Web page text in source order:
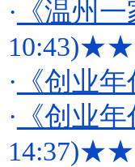
· 《温州
10:43)
· 《创业
· 《创业
14:37)